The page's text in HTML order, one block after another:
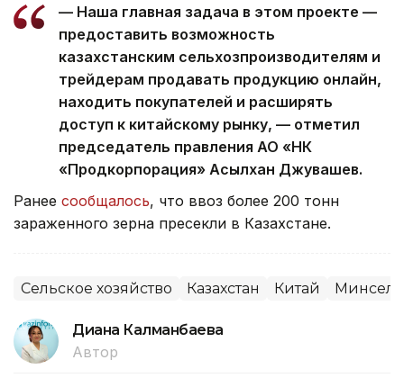
— Наша главная задача в этом проекте —
предоставить возможность
казахстанским сельхозпроизводителям и
трейдерам продавать продукцию онлайн,
находить покупателей и расширять
доступ к китайскому рынку, — отметил
председатель правления АО «НК
«Продкорпорация» Асылхан Джувашев.
Ранее сообщалось, что ввоз более 200 тонн
зараженного зерна пресекли в Казахстане.
Сельское хозяйство Казахстан Китай
Диана Калманбаева
Автор